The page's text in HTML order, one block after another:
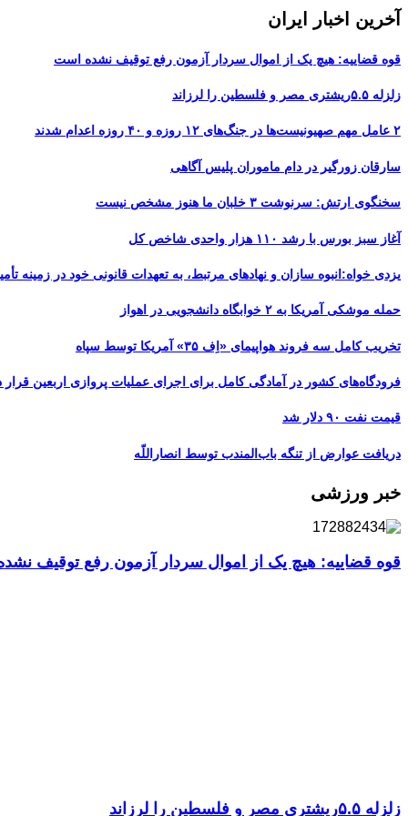
آخرین اخبار ایران
قوه قضاییه: هیچ یک از اموال سردار آزمون رفع توقیف نشده است
زلزله ۵.۵ریشتری مصر و فلسطین را لرزاند
۲ عامل مهم صهیونیست‌ها در جنگ‌های ۱۲ روزه و ۴۰ روزه اعدام شدند
سارقان زورگیر در دام ماموران پلیس آگاهی
سخنگوی ارتش: سرنوشت ۳ خلبان ما هنوز مشخص نیست
آغاز سبز بورس با رشد ۱۱۰ هزار واحدی شاخص کل
یزدی خواه:انبوه سازان و نهادهای مرتبط، به تعهدات قانونی خود در زمینه
حمله موشکی آمریکا به ۲ خوابگاه دانشجویی در اهواز
تخریب کامل سه فروند هواپیمای «اِف ۳۵» آمریکا توسط سپاه
فرودگاه‌های کشور در آمادگی کامل برای اجرای عملیات پروازی اربعین قرار
قیمت نفت ۹۰ دلار شد
دریافت عوارض از تنگه باب‌المندب توسط انصاراللّه
خبر ورزشی
قوه قضاییه: هیچ یک از اموال سردار آزمون رفع توقیف
زلزله ۵.۵ریشتری مصر و فلسطین را لرزاند